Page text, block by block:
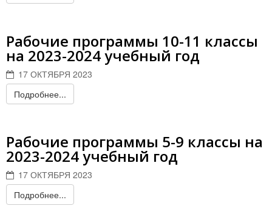
Рабочие программы 10-11 классы
на 2023-2024 учебный год
17 ОКТЯБРЯ 2023
Подробнее...
Рабочие программы 5-9 классы на
2023-2024 учебный год
17 ОКТЯБРЯ 2023
Подробнее...